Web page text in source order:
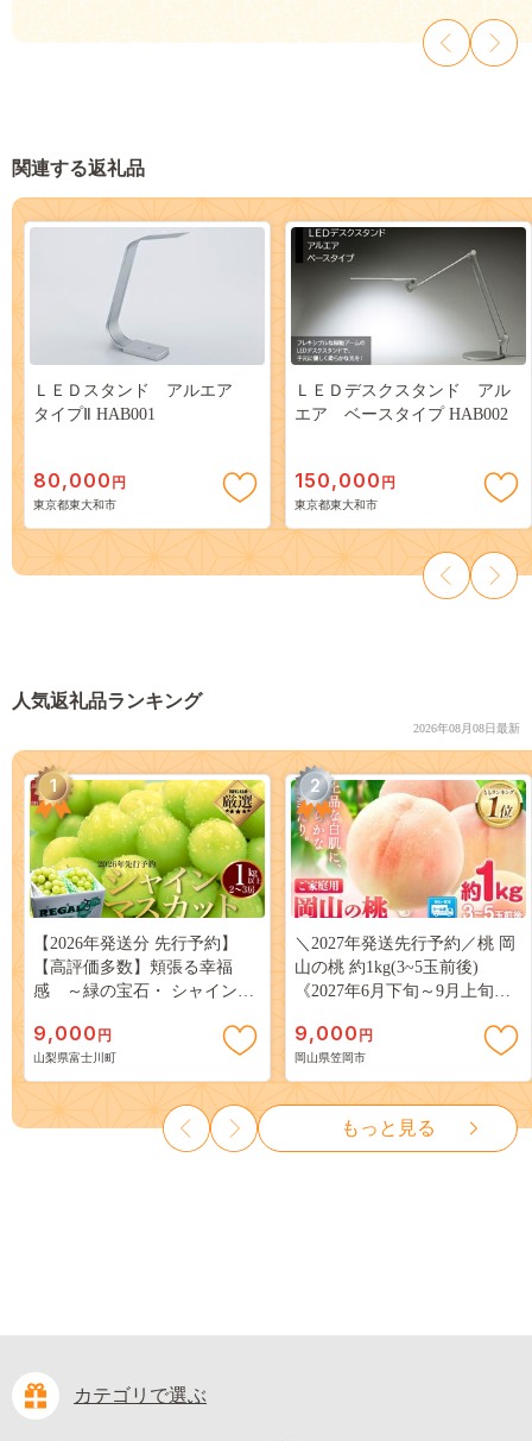
関連する返礼品
ＬＥＤスタンド アルエア
タイプⅡ HAB001
80,000 円
東京都東大和市
ＬＥＤデスクスタンド アル
エア ベースタイプ HAB002
150,000 円
東京都東大和市
人気返礼品ランキング
2026年08月08日最新
1
【2026年発送分 先行予約】
【高評価多数】頬張る幸福
感 ～緑の宝石・ シャインマ
３房） フルーツ 山梨県産 果
物 くだもの シャイン マスカ
ット ぶどう ブドウ 葡萄 大粒
種なし 先行予約 富士川町
10000円 一万円 9000円 九千円
9,000 円
山梨県富士川町
2
＼2027年発送先行予約／桃 岡
山の桃 約1kg(3~5玉前後)
《2027年6月下旬～9月上旬頃
岡山 はくとう スイーツ フル
ーツ 果物 デザート 旬 モモ も
も 先行予約 送料無料 果物 岡
山県 笠岡市 清水白桃 白鳳 白
麗 クール便---
kasaoka_zsy_419_100---
9,000 円
岡山県笠岡市
もっと見る
カテゴリで選ぶ